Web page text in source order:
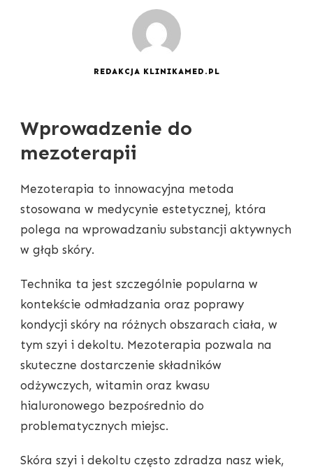
REDAKCJA KLINIKAMED.PL
Wprowadzenie do
mezoterapii
Mezoterapia to innowacyjna metoda
stosowana w medycynie estetycznej, która
polega na wprowadzaniu substancji aktywnych
w głąb skóry.
Technika ta jest szczególnie popularna w
kontekście odmładzania oraz poprawy
kondycji skóry na różnych obszarach ciała, w
tym szyi i dekoltu. Mezoterapia pozwala na
skuteczne dostarczenie składników
odżywczych, witamin oraz kwasu
hialuronowego bezpośrednio do
problematycznych miejsc.
Skóra szyi i dekoltu często zdradza nasz wiek,